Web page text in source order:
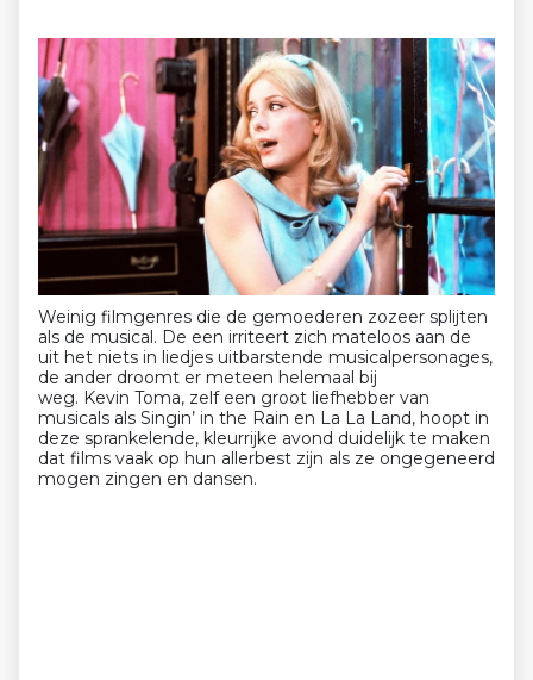
Weinig filmgenres die de gemoederen zozeer splijten
als de musical. De een irriteert zich mateloos aan de
uit het niets in liedjes uitbarstende musicalpersonages,
de ander droomt er meteen helemaal bij
weg. Kevin Toma, zelf een groot liefhebber van
musicals als Singin’ in the Rain en La La Land, hoopt in
deze sprankelende, kleurrijke avond duidelijk te maken
dat films vaak op hun allerbest zijn als ze ongegeneerd
mogen zingen en dansen.